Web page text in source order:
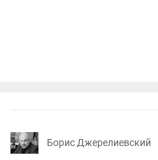
Борис Джерелиевский